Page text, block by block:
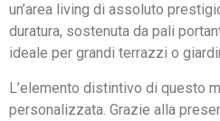
un’area living di assoluto
duratura, sostenuta da pali
ideale per grandi terrazzi o
L’elemento distintivo di questo
personalizzata. Grazie alla